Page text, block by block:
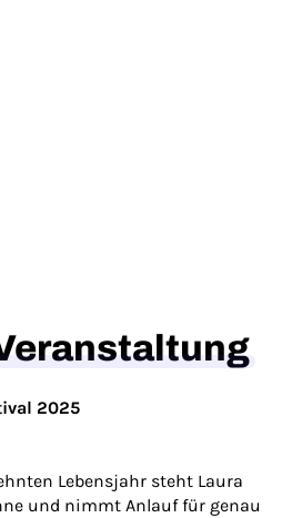
2025
Lebensjahr steht Laura
und nimmt Anlauf für genau